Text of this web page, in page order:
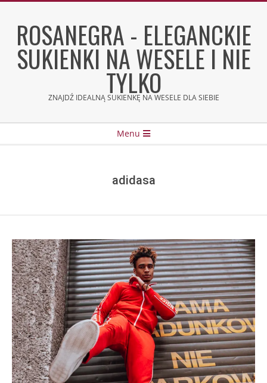
contentROSANEGRA - ELEGANCKIE
SUKIENKI NA WESELE I NIE
TYLKO
ZNAJDŹ IDEALNĄ SUKIENKĘ NA WESELE DLA SIEBIE
Menu
adidasa